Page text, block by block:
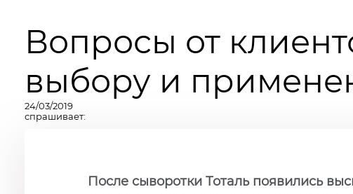
Вопросы от
выбору и
24/03/2019
спрашивает:
​После сыворотки Тоталь появились